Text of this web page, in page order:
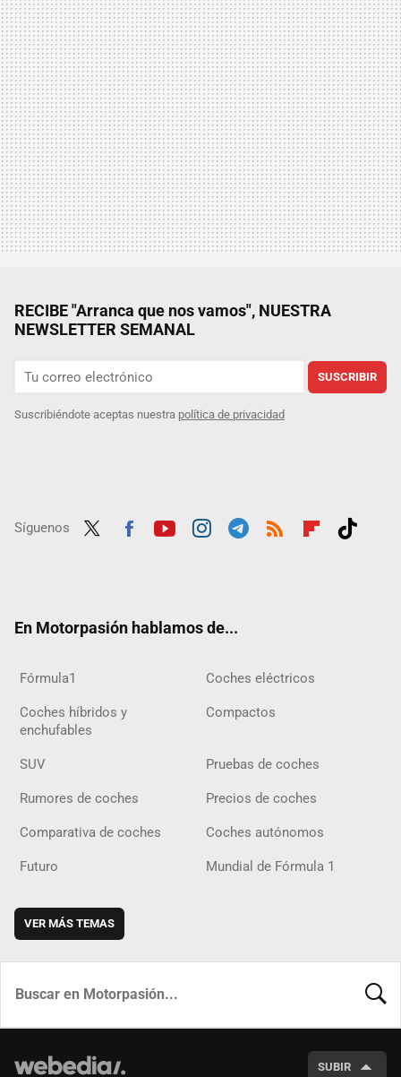
RECIBE "Arranca que nos vamos", NUESTRA
NEWSLETTER SEMANAL
SUSCRIBIR
Suscribiéndote aceptas nuestra política de privacidad
Síguenos
En Motorpasión hablamos de...
Fórmula1 Coches eléctricos
Coches híbridos y
enchufables
Compactos
SUV Pruebas de coches
Rumores de coches Precios de coches
Comparativa de coches Coches autónomos
Futuro Mundial de Fórmula 1
VER MÁS TEMAS
SUBIR